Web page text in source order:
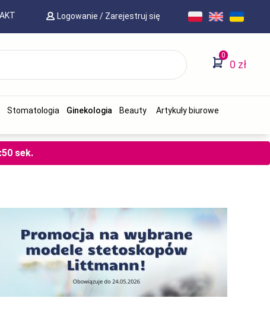
Logowanie / Zarejestruj się
0
0 zł
Stomatologia Ginekologia Beauty
Artykuły biurowe
:49 sek.